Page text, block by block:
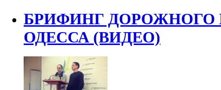
БРИФИНГ ДОРОЖНОГО
ОДЕССА (ВИДЕО)